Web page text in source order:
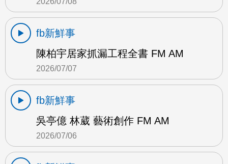
fb新鮮事
陳柏宇居家抓漏工程全書 FM AM
2026/07/07
fb新鮮事
吳亭億 林葳 藝術創作 FM AM
2026/07/06